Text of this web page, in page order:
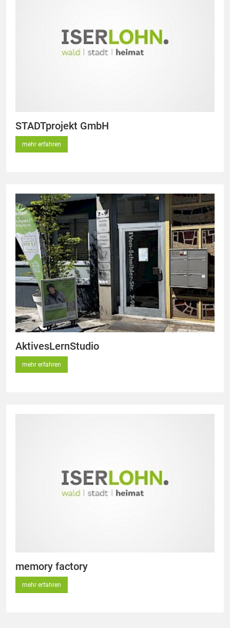
STADTprojekt GmbH
mehr erfahren
AktivesLernStudio
mehr erfahren
memory factory
mehr erfahren